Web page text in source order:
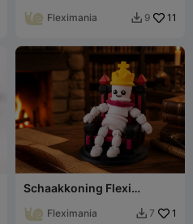
Fleximania  9 11
Schaakkoning Flexi
Geleed Figuur
Fleximania  7 1